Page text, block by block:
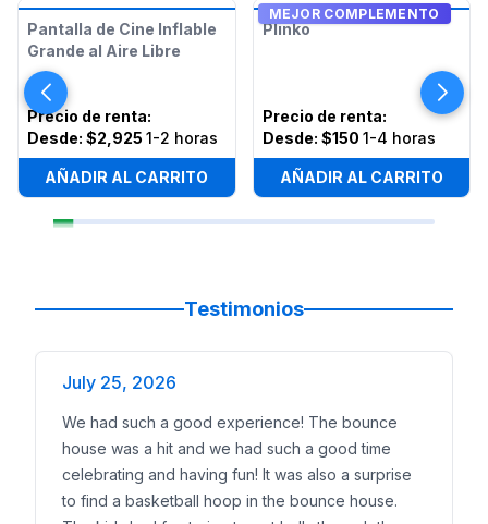
Pantalla de Cine Inflable
Grande al Aire Libre
Precio de renta:
Desde: $2,925 1-2 horas
AÑADIR AL CARRITO
MEJOR COMPLEMENTO
Plinko
Precio de renta:
Desde: $150 1-4 horas
AÑADIR AL CARRITO
Testimonios
July 25, 2026
We had such a good experience! The bounce
house was a hit and we had such a good time
celebrating and having fun! It was also a surprise
to find a basketball hoop in the bounce house.